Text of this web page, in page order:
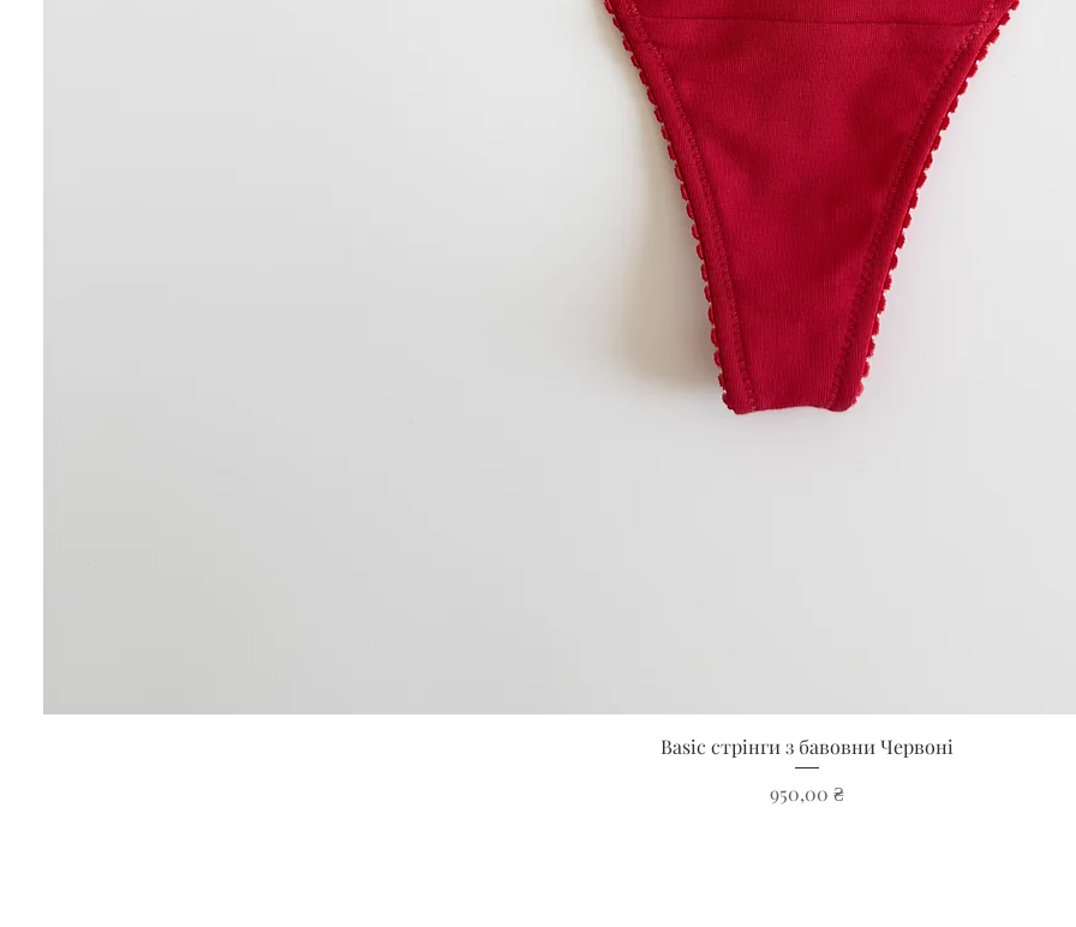
Швидкий перегляд
Basic стрінги з бавовни Червоні
Ціна
950,00 ₴